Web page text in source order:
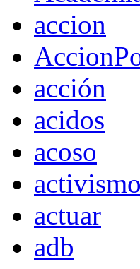
accion
acción
acidos
acoso
activismo
actuar
adb